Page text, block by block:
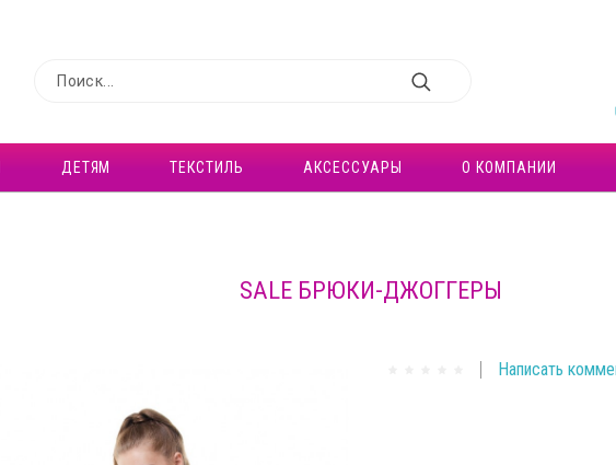
ДЕТЯМ ТЕКСТИЛЬ АКСЕССУАРЫ О КОМПАНИИ
SALE БРЮКИ-ДЖОГГЕРЫ
Написать